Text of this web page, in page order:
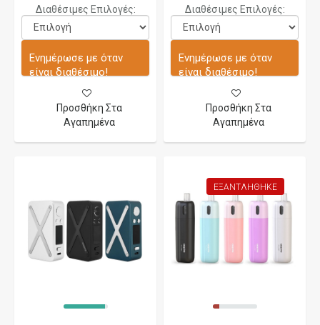
Διαθέσιμες Επιλογές:
Ενημέρωσε με όταν
είναι διαθέσιμο!
Προσθήκη Στα
Αγαπημένα
Διαθέσιμες Επιλογές:
Ενημέρωσε με όταν
είναι διαθέσιμο!
Προσθήκη Στα
Αγαπημένα
ΕΞΑΝΤΛΉΘΗΚΕ